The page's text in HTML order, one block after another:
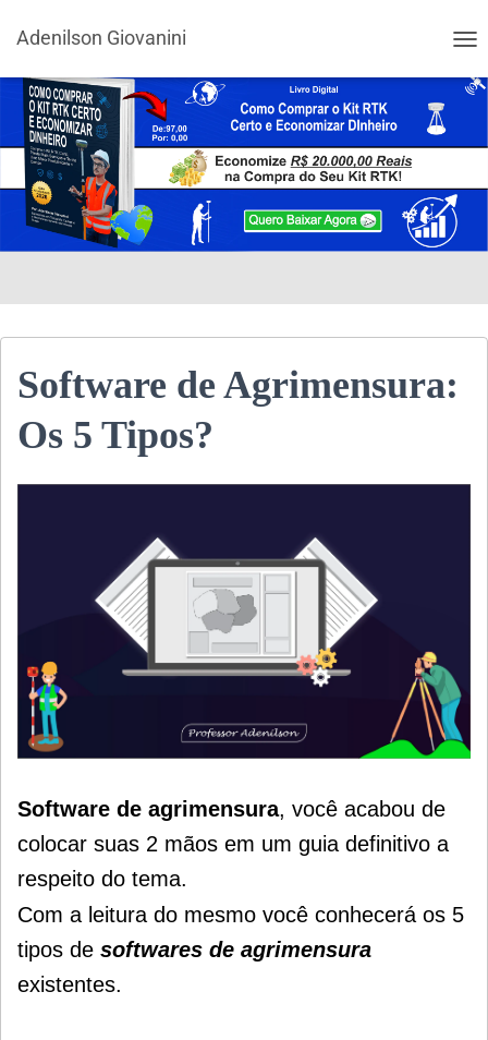
Adenilson Giovanini
Software de Agrimensura:
Os 5 Tipos?
Software de agrimensura, você acabou de
colocar suas 2 mãos em um guia definitivo a
respeito do tema.
Com a leitura do mesmo você conhecerá os 5
tipos de softwares de agrimensura
existentes.